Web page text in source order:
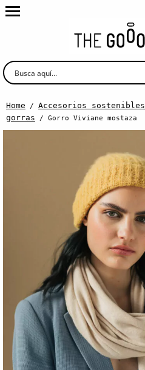
Home / Accesorios sostenibles
gorras / Gorro Viviane mostaza